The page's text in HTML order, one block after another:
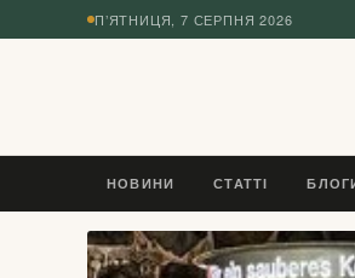
П’ЯТНИЦЯ, 7 СЕРПНЯ 2026
НОВИНИ СТАТТІ